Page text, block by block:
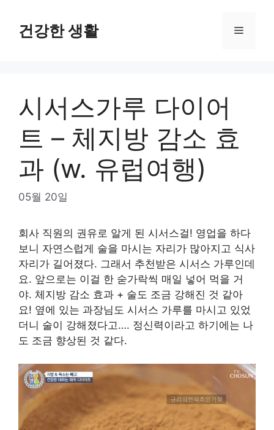
content건강한 생활 Menu
시서스가루 다이어
트 – 체지방 감소 효
과 (w. 유럽여행)
05월 20일
회사 직원의 권유로 알게 된 시서스걸! 영업을 하다
보니 자연스럽게 술을 마시는 자리가 많아지고 식사
자리가 길어졌다. 그래서 추천받은 시서스 가루인데
요. 앞으로는 이걸 한 숟가락씩 매일 넣어 먹을 거
야. 체지방 감소 효과 + 술도 조금 강해진 것 같아
요! 옆에 있는 과장님도 시서스 가루를 마시고 있었
더니 술이 강해졌다고…. 정신력이라고 하기에는 나
도 조금 향상된 것 같다.